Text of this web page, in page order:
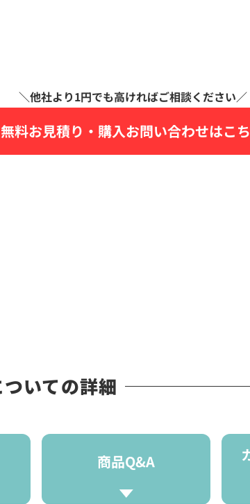
無料お見積り・ 購入お問い合わせはこ
いての詳細
商品Q&A